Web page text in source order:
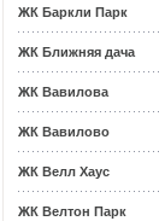
ЖК Баркли Парк
ЖК Ближняя дача
ЖК Вавилова
ЖК Вавилово
ЖК Велл Хаус
ЖК Велтон Парк